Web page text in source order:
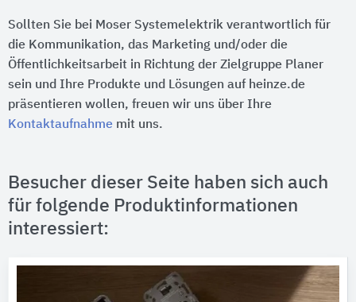
Sollten Sie bei Moser Systemelektrik verantwortlich für
die Kommunikation, das Marketing und/oder die
Öffentlichkeitsarbeit in Richtung der Zielgruppe Planer
sein und Ihre Produkte und Lösungen auf heinze.de
präsentieren wollen, freuen wir uns über Ihre
Kontaktaufnahme mit uns.
Besucher dieser Seite haben sich auch
für folgende Produktinformationen
interessiert: